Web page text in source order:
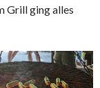
Grill ging alles